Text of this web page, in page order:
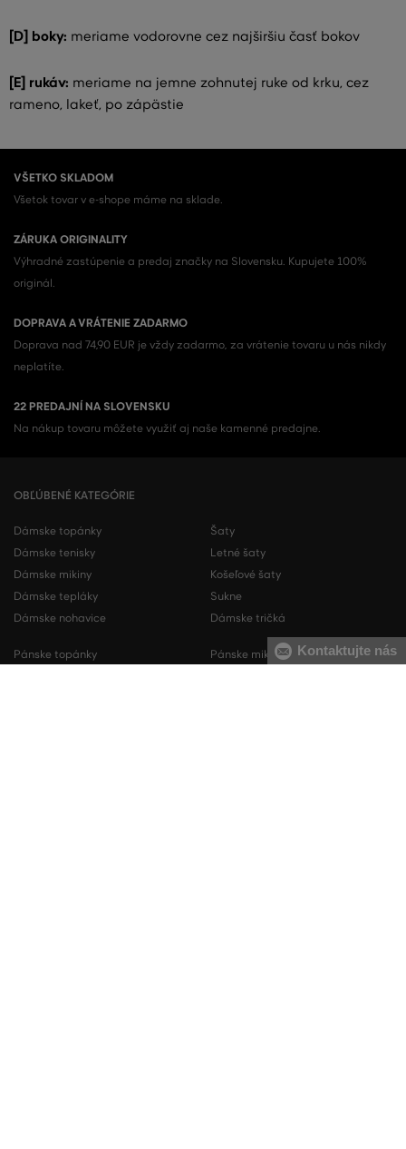
[D] boky: meriame vodorovne cez najširšiu časť bokov
[E] rukáv: meriame na jemne zohnutej ruke od krku, cez
rameno, lakeť, po zápästie
VŠETKO SKLADOM
Všetok tovar v e-shope máme na sklade.
ZÁRUKA ORIGINALITY
Výhradné zastúpenie a predaj značky na Slovensku. Kupujete 100%
originál.
DOPRAVA A VRÁTENIE ZADARMO
Doprava nad 74,90 EUR je vždy zadarmo, za vrátenie tovaru u nás nikdy
neplatíte.
22 PREDAJNÍ NA SLOVENSKU
Na nákup tovaru môžete využiť aj naše kamenné predajne.
OBĽÚBENÉ KATEGÓRIE
Dámske topánky
Dámske tenisky
Dámske mikiny
Dámske tepláky
Dámske nohavice
Šaty
Letné šaty
Košeľové šaty
Sukne
Dámske tričká
Pánske topánky
Pánske mikiny
Kontaktujte nás